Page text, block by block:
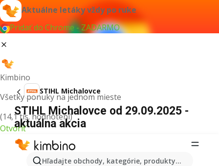
Aktuálne letáky vždy po ruke
Pridať do Chrome - ZADARMO
Kimbino
Všetky ponuky na jednom mieste
(14,1 tis. hodnotení)
Otvoriť
Hľadajte obchody, kategórie, produkty...
STIHL Michalovce
STIHL Michalovce od 29.09.2025 -
aktuálna akcia